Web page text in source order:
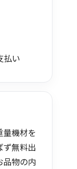
払い
量機材を
ず無料出
品物の内